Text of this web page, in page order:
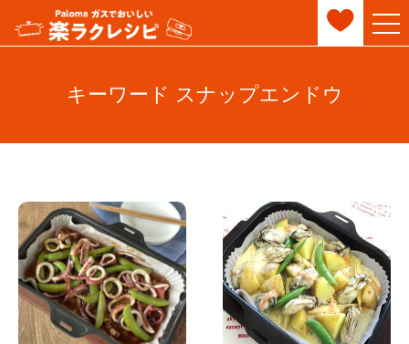
キーワード スナップエンドウ